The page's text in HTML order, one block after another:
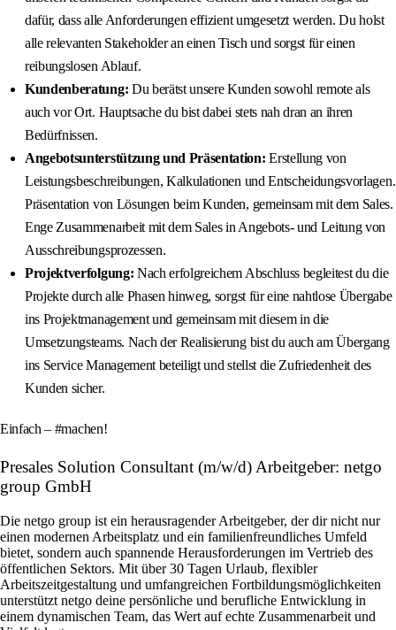
dafür, dass alle Anforderungen effizient umgesetzt werden. Du holst
alle relevanten Stakeholder an einen Tisch und sorgst für einen
reibungslosen Ablauf.
Kundenberatung: Du berätst unsere Kunden sowohl remote als
auch vor Ort. Hauptsache du bist dabei stets nah dran an ihren
Bedürfnissen.
Angebotsunterstützung und Präsentation: Erstellung von
Leistungsbeschreibungen, Kalkulationen und Entscheidungsvorlagen.
Präsentation von Lösungen beim Kunden, gemeinsam mit dem Sales.
Enge Zusammenarbeit mit dem Sales in Angebots- und Leitung von
Ausschreibungsprozessen.
Projektverfolgung: Nach erfolgreichem Abschluss begleitest du die
Projekte durch alle Phasen hinweg, sorgst für eine nahtlose Übergabe
ins Projektmanagement und gemeinsam mit diesem in die
Umsetzungsteams. Nach der Realisierung bist du auch am Übergang
ins Service Management beteiligt und stellst die Zufriedenheit des
Kunden sicher.
Einfach – #machen!
Presales Solution Consultant (m/w/d) Arbeitgeber: netgo
group GmbH
Die netgo group ist ein herausragender Arbeitgeber, der dir nicht nur
einen modernen Arbeitsplatz und ein familienfreundliches Umfeld
bietet, sondern auch spannende Herausforderungen im Vertrieb des
öffentlichen Sektors. Mit über 30 Tagen Urlaub, flexibler
Arbeitszeitgestaltung und umfangreichen Fortbildungsmöglichkeiten
unterstützt netgo deine persönliche und berufliche Entwicklung in
einem dynamischen Team, das Wert auf echte Zusammenarbeit und